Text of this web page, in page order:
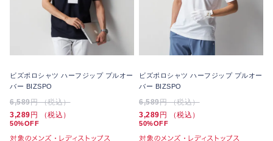
ビズポロシャツ ハーフジップ プルオー
バー BIZSPO
6,589円 （税込）
3,289円 （税込）
50%OFF
ビズポロシャツ ハーフジップ プルオー
バー BIZSPO
6,589円 （税込）
3,289円 （税込）
50%OFF